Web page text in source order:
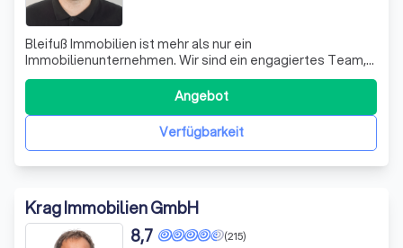
Bleifuß Immobilien ist mehr als nur ein
Immobilienunternehmen. Wir sind ein engagiertes Team,
das sich leidenschaftlich dafür einsetzt, das Image des
Immobilienmaklers zu verbessern. Unser Fokus liegt auf
den Menschen - sowohl innerhalb unseres Teams als
auch in der Beziehung zu unseren Kunden. Wir
Verfügbarkeit
Angebot
Krag Immobilien GmbH
(215)
8,7